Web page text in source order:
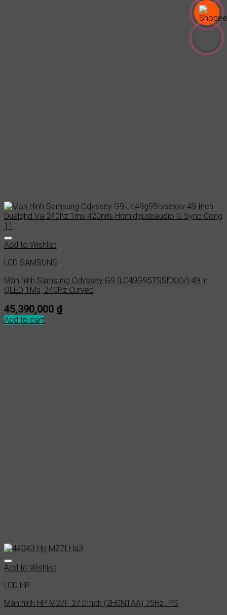
Add to Wishlist
LCD SAMSUNG
Màn hình Samsung Odyssey G9 (LC49G95TSSEXXV) 49 in
QLED 1Ms, 240Hz Curved
45,390,000 ₫
Add to cart
Add to Wishlist
LCD HP
Màn hình HP M27F 27.0Inch (2H0N1AA) 75Hz IPS